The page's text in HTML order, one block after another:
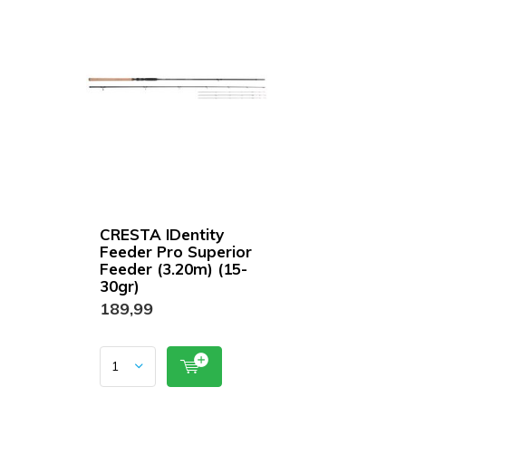
CRESTA IDentity
Feeder Pro Superior
Feeder (3.20m) (15-
30gr)
189,99